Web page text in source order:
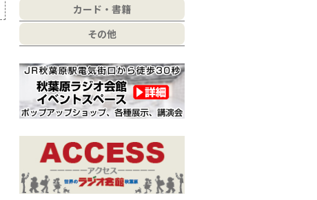
カード・書籍
その他